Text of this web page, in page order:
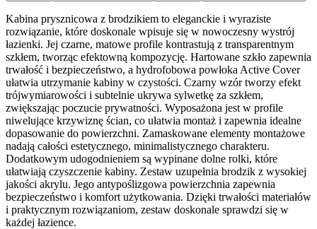
Kabina prysznicowa z brodzikiem to eleganckie i wyraziste
rozwiązanie, które doskonale wpisuje się w nowoczesny wystrój
łazienki. Jej czarne, matowe profile kontrastują z transparentnym
szkłem, tworząc efektowną kompozycję. Hartowane szkło zapewnia
trwałość i bezpieczeństwo, a hydrofobowa powłoka Active Cover
ułatwia utrzymanie kabiny w czystości. Czarny wzór tworzy efekt
trójwymiarowości i subtelnie ukrywa sylwetkę za szkłem,
zwiększając poczucie prywatności. Wyposażona jest w profile
niwelujące krzywiznę ścian, co ułatwia montaż i zapewnia idealne
dopasowanie do powierzchni. Zamaskowane elementy montażowe
nadają całości estetycznego, minimalistycznego charakteru.
Dodatkowym udogodnieniem są wypinane dolne rolki, które
ułatwiają czyszczenie kabiny. Zestaw uzupełnia brodzik z wysokiej
jakości akrylu. Jego antypoślizgowa powierzchnia zapewnia
bezpieczeństwo i komfort użytkowania. Dzięki trwałości materiałów
i praktycznym rozwiązaniom, zestaw doskonale sprawdzi się w
każdej łazience.